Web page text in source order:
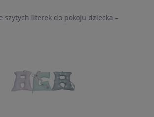
szytych literek do pokoju dziecka –